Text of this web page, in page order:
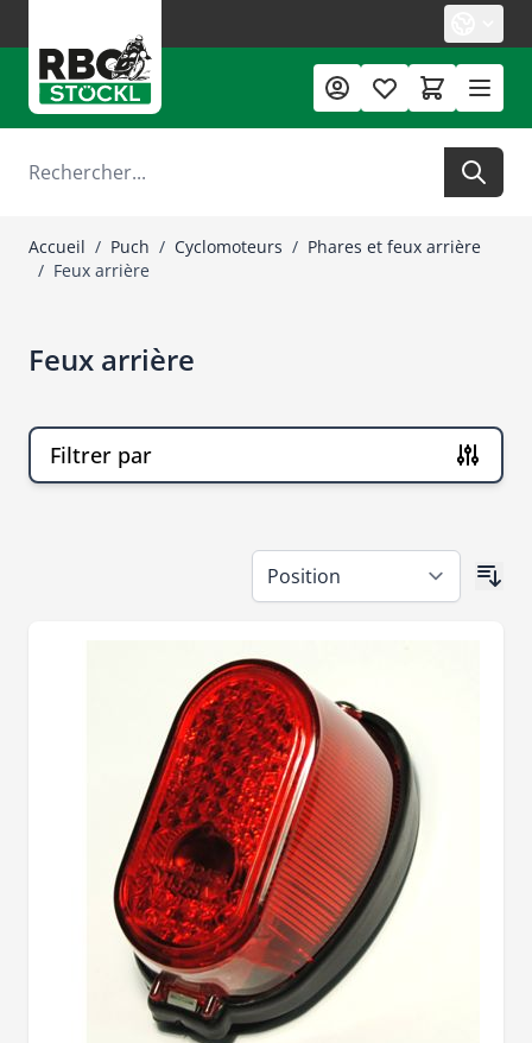
Rechercher
Accueil / Puch / Cyclomoteurs / Phares et feux arrière
/ Feux arrière
Feux arrière
Filtrer par